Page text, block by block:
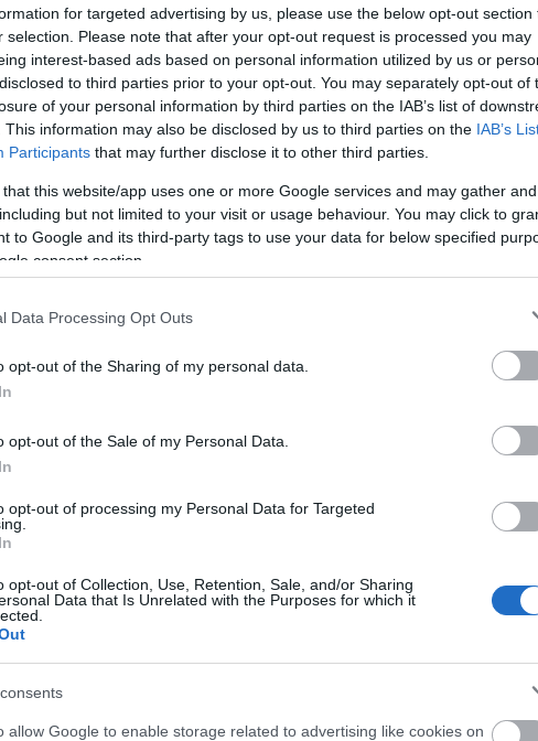
for targeted advertising by us, please use the below opt-out section
selection. Please note that after your opt-out request is processed you may
interest-based ads based on personal information utilized by us or
to third parties prior to your opt-out. You may separately opt-out of
of your personal information by third parties on the IAB’s list of
This information may also be disclosed by us to third parties on the IAB’s
Participants that may further disclose it to other third parties.
that this website/app uses one or more Google services and may gather
but not limited to your visit or usage behaviour. You may click to
to Google and its third-party tags to use your data for below specified
consent section.
Data Processing Opt Outs
opt-out of the Sharing of my personal data.
opt-out of the Sale of my Personal Data.
opt-out of processing my Personal Data for Targeted
opt-out of Collection, Use, Retention, Sale, and/or Sharing
Data that Is Unrelated with the Purposes for which it
allow Google to enable storage related to advertising like cookies on
E-mail
Név:
3D
Vegyél
3D
3D
3D
3D
a kutatásfejlesztési szakasznál tart, a VTT viszont
példáig.
technológiákat kihasználó okos alkatrészt. A
a szükséges drótokat a nyomtatott fémnyélbe ágyaztuk.
csapágyba vezeték nélküli kommunikációs megoldást
működött, megütötték az elvárt mércét.
akkor gyorsul fel, ha az alkatrész közvetlenül a
megtehetjük a következő lépést a
a kutatócsoportot vezető Pasi Puukko.
kötetlenebbé válik a gyártófolyamat. Az
valósidejű visszacsatolással ugyanis hatékonyabb,
folyamatosabb a gyártás, drasztikusan
szintén csökken, kevesebb az új
kísérletezésekben rejlő kockázat.
bővülnek az okos alkatrészek alkalmazási
a vezetékek az alkatrész belsejében védettek, a
feltételek mellett is működnek, fejlesztőik pedig